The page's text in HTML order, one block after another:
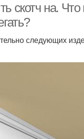
скотч на.
следующих